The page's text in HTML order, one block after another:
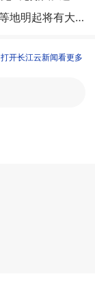
强台风“白海豚”已登陆，黄冈黄石咸宁等地明起将有大雨到暴雨
打开长江云新闻看更多